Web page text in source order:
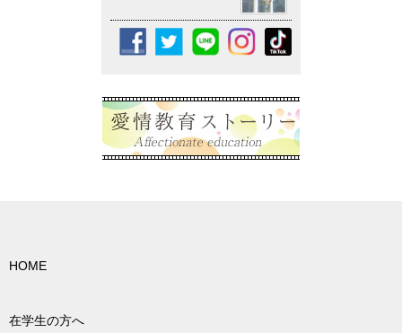
HOME
在学生の方へ